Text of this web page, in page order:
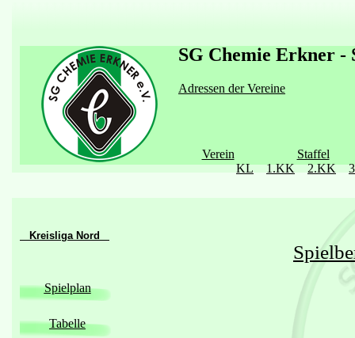
SG Chemie Erkner -
Adressen der Vereine
Verein
Staffel
KL
1.KK 2.KK
Kreisliga Nord
Spielplan
Tabelle